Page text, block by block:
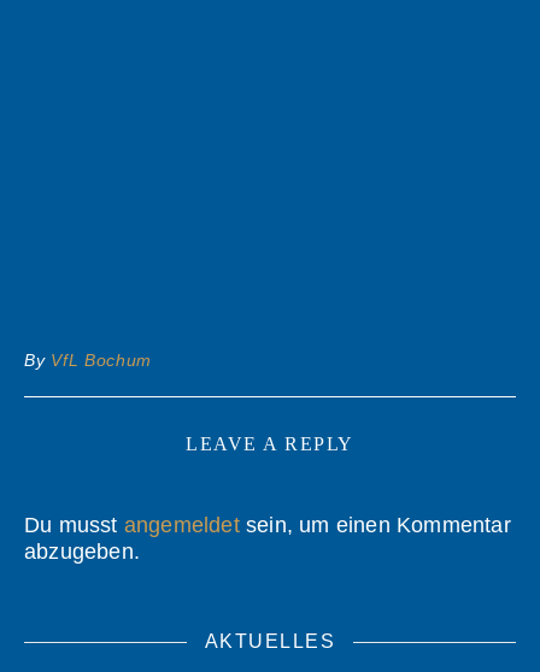
By VfL Bochum
LEAVE A REPLY
Du musst angemeldetsein, um einen Kommentar
abzugeben.
AKTUELLES